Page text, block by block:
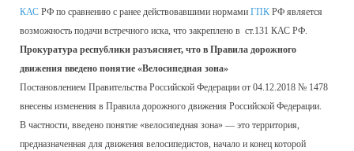
КАС РФ по сравнению с ранее действовавшими нормами ГПК РФ является
возможность подачи встречного иска, что закреплено в ст.131 КАС РФ.
Прокуратура республики разъясняет, что в Правила дорожного
движения введено понятие «Велосипедная зона»
Постановлением Правительства Российской Федерации от 04.12.2018 № 1478
внесены изменения в Правила дорожного движения Российской Федерации.
В частности, введено понятие «велосипедная зона» — это территория,
предназначенная для движения велосипедистов, начало и конец которой